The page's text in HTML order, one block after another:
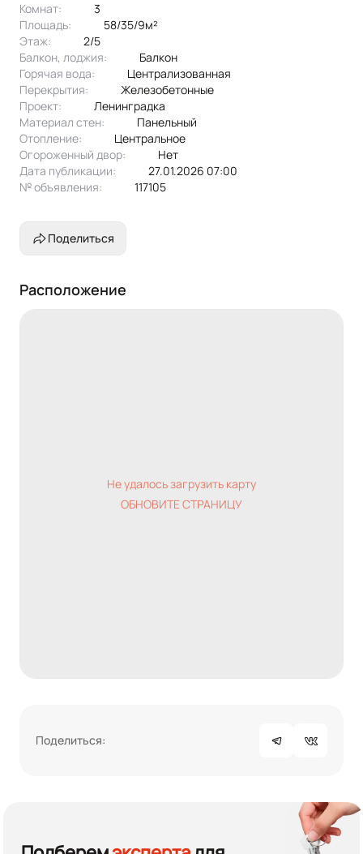
Комнат:
3
Площадь:
58/35/9м²
Этаж:
2/5
Балкон, лоджия:
балкон
Горячая вода:
централизованная
Перекрытия:
железобетонные
Проект:
ленинградка
Материал стен:
Панельный
Отопление:
центральное
Огороженный двор:
Нет
Дата публикации:
27.01.2026 07:00
№ объявления:
117105
Поделиться
Расположение
Не удалось загрузить карту
ОБНОВИТЕ СТРАНИЦУ
Поделиться: